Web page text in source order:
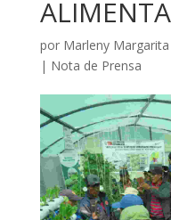
por Marleny
| Nota de Prensa